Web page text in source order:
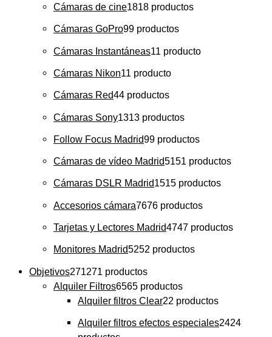
Cámaras de cine1818 productos
Cámaras GoPro99 productos
Cámaras Instantáneas11 producto
Cámaras Nikon11 producto
Cámaras Red44 productos
Cámaras Sony1313 productos
Follow Focus Madrid99 productos
Cámaras de vídeo Madrid5151 productos
Cámaras DSLR Madrid1515 productos
Accesorios cámara7676 productos
Tarjetas y Lectores Madrid4747 productos
Monitores Madrid5252 productos
Objetivos271 271 productos
Alquiler Filtros6565 productos
Alquiler filtros Clear22 productos
Alquiler filtros efectos especiales2424